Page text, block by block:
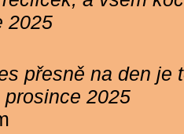
2025
přesně na den je
prosince 2025